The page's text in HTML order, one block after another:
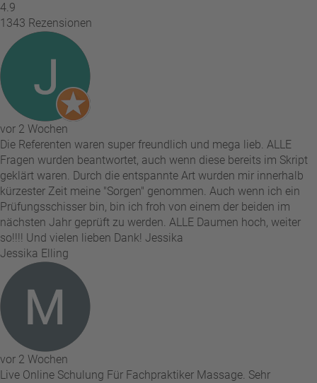
4.9
1343 Rezensionen
vor 2 Wochen
Die Referenten waren super freundlich und mega lieb. ALLE
Fragen wurden beantwortet, auch wenn diese bereits im Skript
geklärt waren. Durch die entspannte Art wurden mir innerhalb
kürzester Zeit meine "Sorgen" genommen. Auch wenn ich ein
Prüfungsschisser bin, bin ich froh von einem der beiden im
nächsten Jahr geprüft zu werden. ALLE Daumen hoch, weiter
so!!!! Und vielen lieben Dank! Jessika
Jessika Elling
vor 2 Wochen
Live Online Schulung Für Fachpraktiker Massage. Sehr